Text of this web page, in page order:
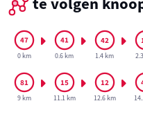
0 km 0.6 km 1.4 km
9 km 11.1 km 12.6 km